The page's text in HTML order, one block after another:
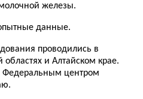
железы.
данные.
проводились в
и Алтайском крае.
Федеральным центром